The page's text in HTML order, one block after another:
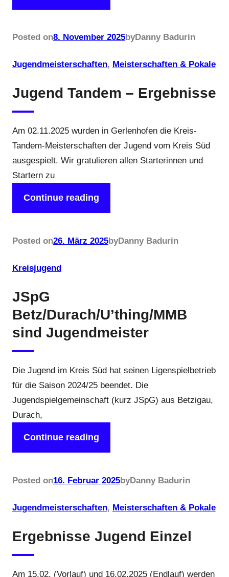
Posted on8. November 2025byDanny Badurin
Jugendmeisterschaften, Meisterschaften & Pokale
Jugend Tandem – Ergebnisse
Am 02.11.2025 wurden in Gerlenhofen die Kreis-
Tandem-Meisterschaften der Jugend vom Kreis Süd
ausgespielt. Wir gratulieren allen Starterinnen und
Startern zu
Continue reading
Posted on26. März 2025byDanny Badurin
Kreisjugend
JSpG
Betz/Durach/U’thing/MMB
sind Jugendmeister
Die Jugend im Kreis Süd hat seinen Ligenspielbetrieb
für die Saison 2024/25 beendet. Die
Jugendspielgemeinschaft (kurz JSpG) aus Betzigau,
Durach,
Continue reading
Posted on16. Februar 2025byDanny Badurin
Jugendmeisterschaften, Meisterschaften & Pokale
Ergebnisse Jugend Einzel
Am 15.02. (Vorlauf) und 16.02.2025 (Endlauf) werden